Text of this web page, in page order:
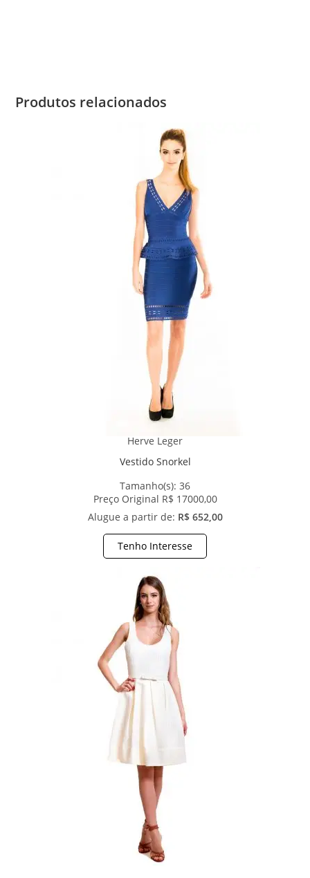
Produtos relacionados
Herve Leger
Vestido Snorkel
Tamanho(s): 36
Preço Original R$ 17000,00
Alugue a partir de: R$ 652,00
Tenho Interesse